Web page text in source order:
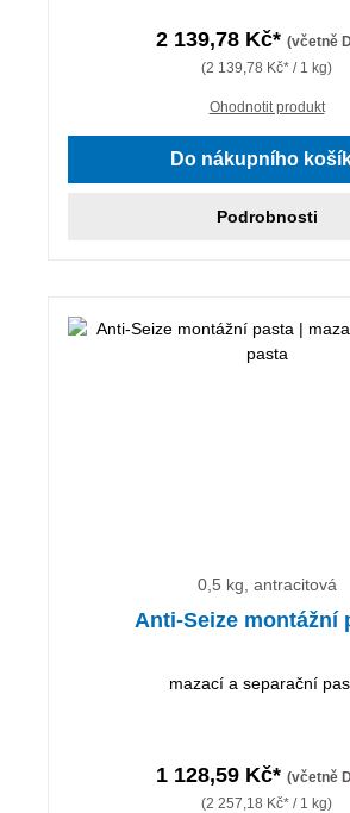
2 139,78 Kč* (včetně
(2 139,78 Kč* / 1 kg)
Ohodnotit produkt
Do nákupního
Podrobnosti
0,5 kg, antracitová
Anti-Seize montážní
mazací a separační
1 128,59 Kč* (včetně
(2 257,18 Kč* / 1 kg)